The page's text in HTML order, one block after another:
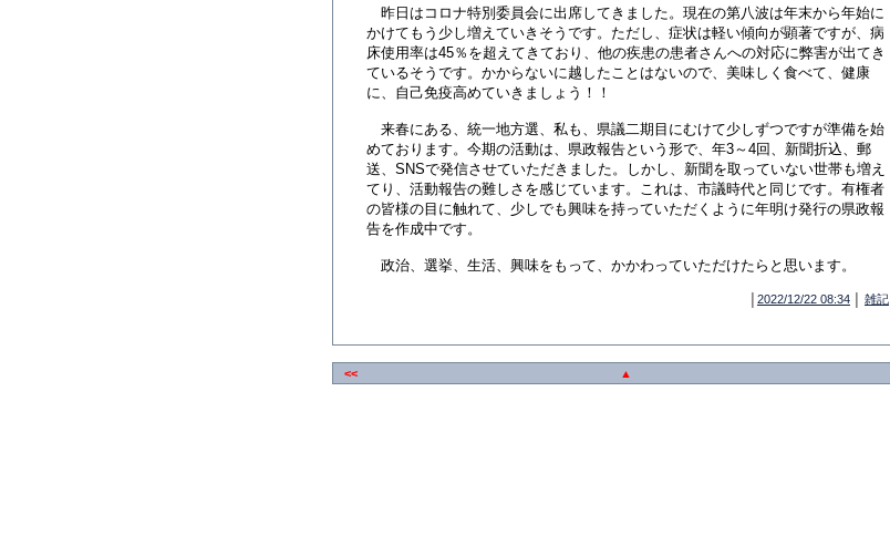
昨日はコロナ特別委員会に出席してきました。現在の第八波は年末から年始に
かけてもう少し増えていきそうです。ただし、症状は軽い傾向が顕著ですが、病
床使用率は45％を超えてきており、他の疾患の患者さんへの対応に弊害が出てき
ているそうです。かからないに越したことはないので、美味しく食べて、健康
に、自己免疫高めていきましょう！！
来春にある、統一地方選、私も、県議二期目にむけて少しずつですが準備を始
めております。今期の活動は、県政報告という形で、年3～4回、新聞折込、郵
送、SNSで発信させていただきました。しかし、新聞を取っていない世帯も増え
てり、活動報告の難しさを感じています。これは、市議時代と同じです。有権者
の皆様の目に触れて、少しでも興味を持っていただくように年明け発行の県政報
告を作成中です。
政治、選挙、生活、興味をもって、かかわっていただけたらと思います。
2022/12/22 08:34 雑記
<< ▲